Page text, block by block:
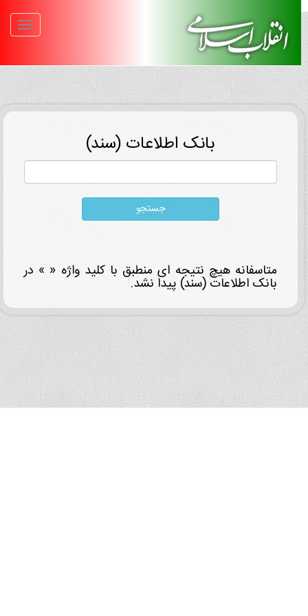
بانک اطلاعات (سند)
متاسفانه هیچ نتیجه ای منطبق با کلید واژه « » در
بانک اطلاعات (سند) پیدا نشد.